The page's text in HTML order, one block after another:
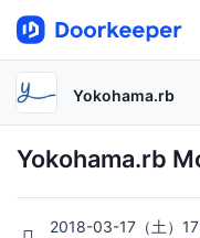
Yokohama.rb
Yokohama.rb
2018-03-17（土）